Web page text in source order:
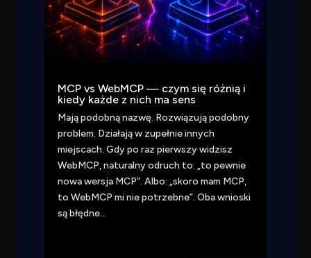
MCP vs WebMCP — czym się różnią i
kiedy każde z nich ma sens
Mają podobną nazwę. Rozwiązują podobny
problem. Działają w zupełnie innych
miejscach. Gdy po raz pierwszy widzisz
WebMCP, naturalny odruch to: „to pewnie
nowa wersja MCP”. Albo: „skoro mam MCP,
to WebMCP mi nie potrzebne”. Oba wnioski
są błędne…